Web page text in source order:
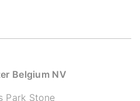
Belgium NV
Park Stone